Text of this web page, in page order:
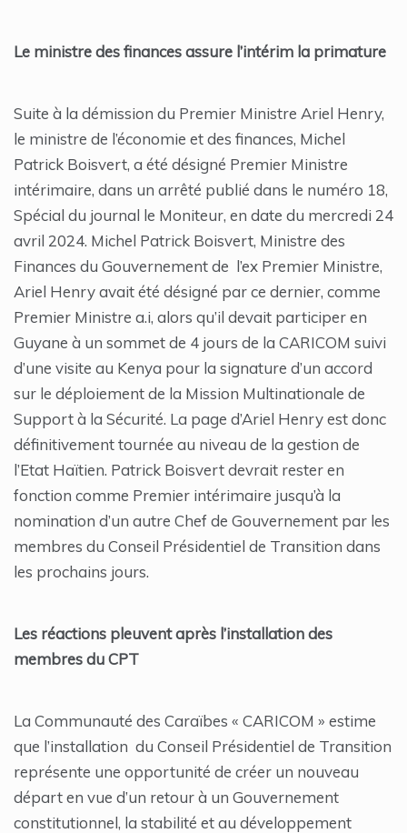
Le ministre des finances assure l’intérim la primature
Suite à la démission du Premier Ministre Ariel Henry,
le ministre de l’économie et des finances, Michel
Patrick Boisvert, a été désigné Premier Ministre
intérimaire, dans un arrêté publié dans le numéro 18,
Spécial du journal le Moniteur, en date du mercredi 24
avril 2024. Michel Patrick Boisvert, Ministre des
Finances du Gouvernement de l’ex Premier Ministre,
Ariel Henry avait été désigné par ce dernier, comme
Premier Ministre a.i, alors qu’il devait participer en
Guyane à un sommet de 4 jours de la CARICOM suivi
d’une visite au Kenya pour la signature d’un accord
sur le déploiement de la Mission Multinationale de
Support à la Sécurité. La page d’Ariel Henry est donc
définitivement tournée au niveau de la gestion de
l’Etat Haïtien. Patrick Boisvert devrait rester en
fonction comme Premier intérimaire jusqu’à la
nomination d’un autre Chef de Gouvernement par les
membres du Conseil Présidentiel de Transition dans
les prochains jours.
Les réactions pleuvent après l’installation des
membres du CPT
La Communauté des Caraïbes « CARICOM » estime
que l’installation du Conseil Présidentiel de Transition
représente une opportunité de créer un nouveau
départ en vue d’un retour à un Gouvernement
constitutionnel, la stabilité et au développement